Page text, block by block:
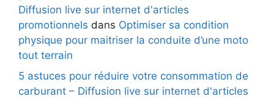
Diffusion live sur internet d'articles
promotionnels dans Optimiser sa condition
physique pour maitriser la conduite d’une moto
tout terrain
5 astuces pour réduire votre consommation de
carburant – Diffusion live sur internet d'articles